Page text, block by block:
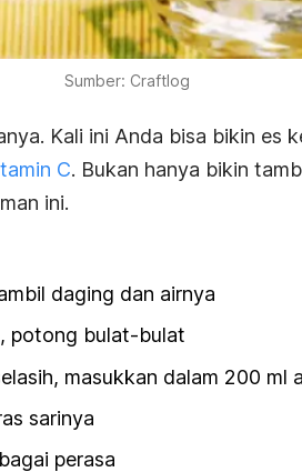
Sumber: Craftlog
Kali ini Anda bisa bikin es
C. Bukan hanya bikin
ini.
daging dan airnya
potong bulat-bulat
masukkan dalam 200 ml
sarinya
perasa